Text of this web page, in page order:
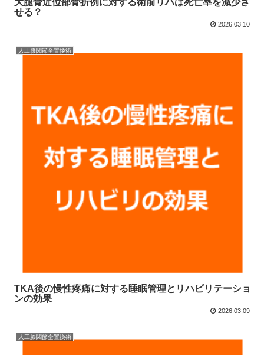
大腿骨近位部骨折例に対する術前リハは死亡率を減少さ
せる？
2026.03.10
人工膝関節全置換術
TKA後の慢性疼痛に対する睡眠管理とリハビリテーショ
ンの効果
2026.03.09
人工膝関節全置換術